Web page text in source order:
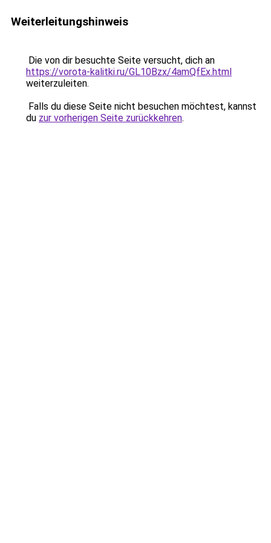
Weiterleitungshinweis
Die von dir besuchte Seite versucht, dich an
https://vorota-kalitki.ru/GL10Bzx/4amQfEx.html
weiterzuleiten.
Falls du diese Seite nicht besuchen möchtest, kannst
du zur vorherigen Seite zurückkehren.